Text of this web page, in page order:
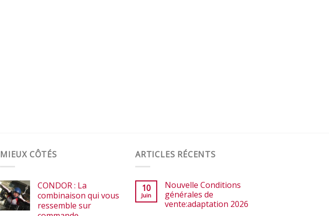
MIEUX CÔTÉS
CONDOR : La
combinaison qui vous
ressemble sur
ARTICLES RÉCENTS
10
Juin
Nouvelle Conditions
générales de
vente:adaptation 2026